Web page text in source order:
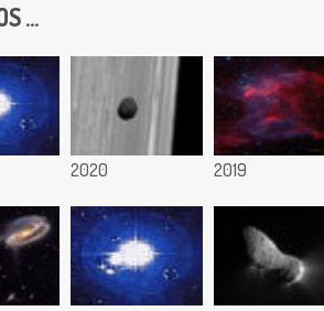
...
2020 2019